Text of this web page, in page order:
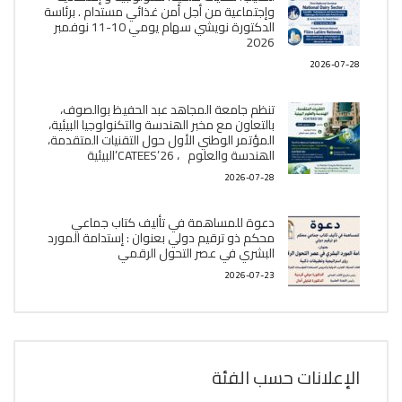
وإجتماعية من أجل أمن غذائي مستدام . برئاسة
الدكتورة نويشي سهام يومي 10-11 نوفمبر
2026
2026-07-28
تنظم جامعة المجاهد عبد الحفيظ بوالصوف،
بالتعاون مع مخبر الھندسة والتكنولوجيا البیئیة،
المؤتمر الوطني الأول حول التقنيات المتقدمة،
الھندسة والعلوم ، CATEES’26’البیئية
2026-07-28
دعوة للمساهمة في تأليف كتاب جماعي
محكم ذو ترقيم دولي بعنوان : إستدامة المورد
البشري في عصر التحول الرقمي
2026-07-23
الإعلانات حسب الفئة